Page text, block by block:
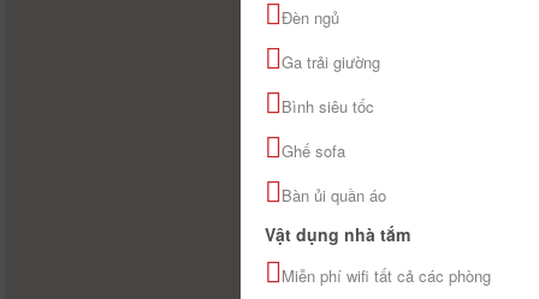
Đèn ngủ
Ga trải giường
Bình siêu tốc
Ghế sofa
Bàn ủi quần áo
Vật dụng nhà tắm
Miễn phí wifi tất cả các phòng